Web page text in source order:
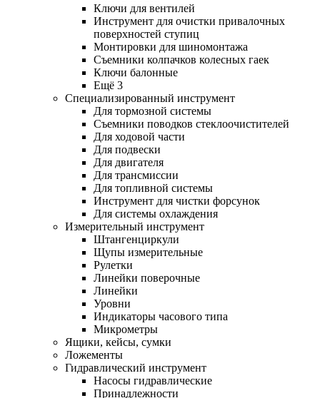
Ключи для вентилей
Инструмент для очистки привалочных
поверхностей ступиц
Монтировки для шиномонтажа
Съемники колпачков колесных гаек
Ключи балонные
Ещё 3
Специализированный инструмент
Для тормозной системы
Съемники поводков стеклоочистителей
Для ходовой части
Для подвески
Для двигателя
Для трансмиссии
Для топливной системы
Инструмент для чистки форсунок
Для системы охлаждения
Измерительный инструмент
Штангенциркули
Щупы измерительные
Рулетки
Линейки поверочные
Линейки
Уровни
Индикаторы часового типа
Микрометры
Ящики, кейсы, сумки
Ложементы
Гидравлический инструмент
Насосы гидравлические
Принадлежности